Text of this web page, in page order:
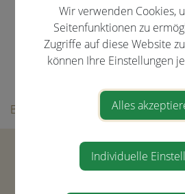
Gemeindeeinrichtungen
Über die Gemeinde
Politik
Bürgerservice
Gemeinde Ernsthofen
Hauptstraße 21
Wir verwenden Cookies,
Seitenfunktionen zu
Zugriffe auf diese Website
können Ihre Einstellungen
Alles
Individuelle